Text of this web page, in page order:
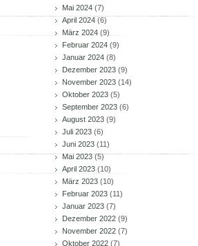
Mai 2024 (7)
April 2024 (6)
März 2024 (9)
Februar 2024 (9)
Januar 2024 (8)
Dezember 2023 (9)
November 2023 (14)
Oktober 2023 (5)
September 2023 (6)
August 2023 (9)
Juli 2023 (6)
Juni 2023 (11)
Mai 2023(5)
April 2023 (10)
März 2023 (10)
Februar 2023 (11)
Januar 2023 (7)
Dezember 2022 (9)
November 2022 (7)
Oktober 2022 (7)